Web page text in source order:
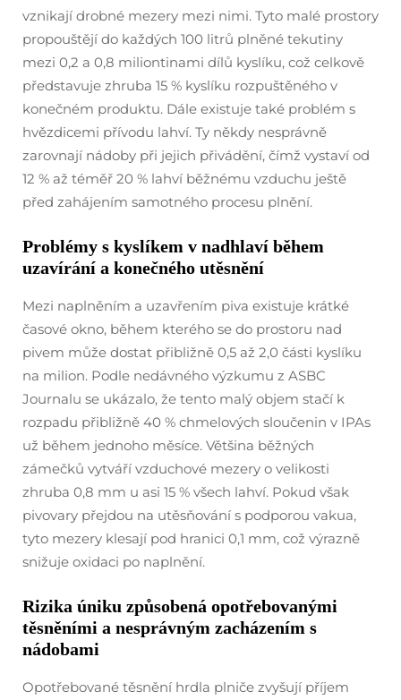
vznikají drobné mezery mezi nimi. Tyto malé prostory
propouštějí do každých 100 litrů plněné tekutiny
mezi 0,2 a 0,8 miliontinami dílů kyslíku, což celkově
představuje zhruba 15 % kyslíku rozpuštěného v
konečném produktu. Dále existuje také problém s
hvězdicemi přívodu lahví. Ty někdy nesprávně
zarovnají nádoby při jejich přivádění, čímž vystaví od
12 % až téměř 20 % lahví běžnému vzduchu ještě
před zahájením samotného procesu plnění.
Problémy s kyslíkem v nadhlaví během
uzavírání a konečného utěsnění
Mezi naplněním a uzavřením piva existuje krátké
časové okno, během kterého se do prostoru nad
pivem může dostat přibližně 0,5 až 2,0 části kyslíku
na milion. Podle nedávného výzkumu z ASBC
Journalu se ukázalo, že tento malý objem stačí k
rozpadu přibližně 40 % chmelových sloučenin v IPAs
už během jednoho měsíce. Většina běžných
zámečků vytváří vzduchové mezery o velikosti
zhruba 0,8 mm u asi 15 % všech lahví. Pokud však
pivovary přejdou na utěsňování s podporou vakua,
tyto mezery klesají pod hranici 0,1 mm, což výrazně
snižuje oxidaci po naplnění.
Rizika úniku způsobená opotřebovanými
těsněními a nesprávným zacházením s
nádobami
Opotřebované těsnění hrdla plniče zvyšují příjem